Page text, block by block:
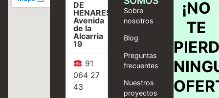
DE
HENARES,
Avenida
de la
Alcarria
19
91
064 27
43
Sobre
nosotros
Blog
Preguntas
frecuentes
Nuestros
proyectos
¡NO
TE